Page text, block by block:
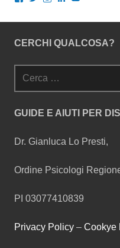
su
su
su
su
su
CERCHI QUALCOSA?
GUIDE E AIUTI PER
Dr. Gianluca Lo Presti,
Ordine Psicologi
PI 03077410839
Privacy Policy – Cookye